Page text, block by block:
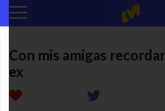
Con mis amigas
ex